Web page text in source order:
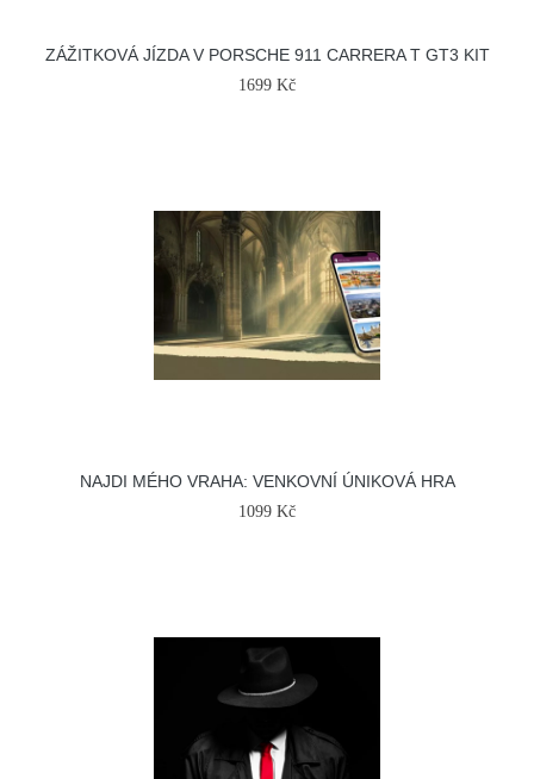
ZÁŽITKOVÁ JÍZDA V PORSCHE 911 CARRERA T GT3 KIT
1699 Kč
NAJDI MÉHO VRAHA: VENKOVNÍ ÚNIKOVÁ HRA
1099 Kč